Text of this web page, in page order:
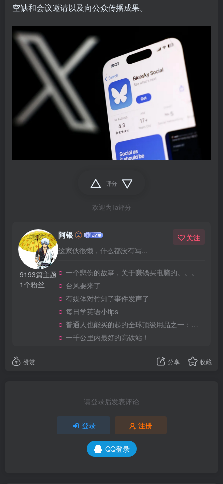
空缺和会议邀请以及向公众传播成果。
评分
欢迎为Ta评分
9193篇主题
1个粉丝
阿银
这家伙很懒，什么都没有写...
关注
一个悲伤的故事，关于赚钱买电脑的。。。
台风要来了
有媒体对竹知了事件发声了
每日学英语小tips
普通人也能买的起的全球顶级用品之一：WD-40润滑除锈剂！
一千公里内最好的高铁站！
赞赏 分享 收藏
请登录后发表评论
登录 注册
QQ登录